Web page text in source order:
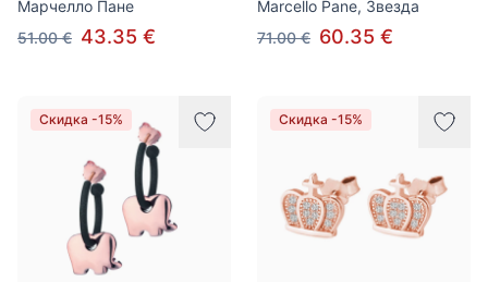
Марчелло Пане
51.00 € 43.35 €
Marcello Pane, Звезда
71.00 € 60.35 €
Скидка -15% Скидка -15%